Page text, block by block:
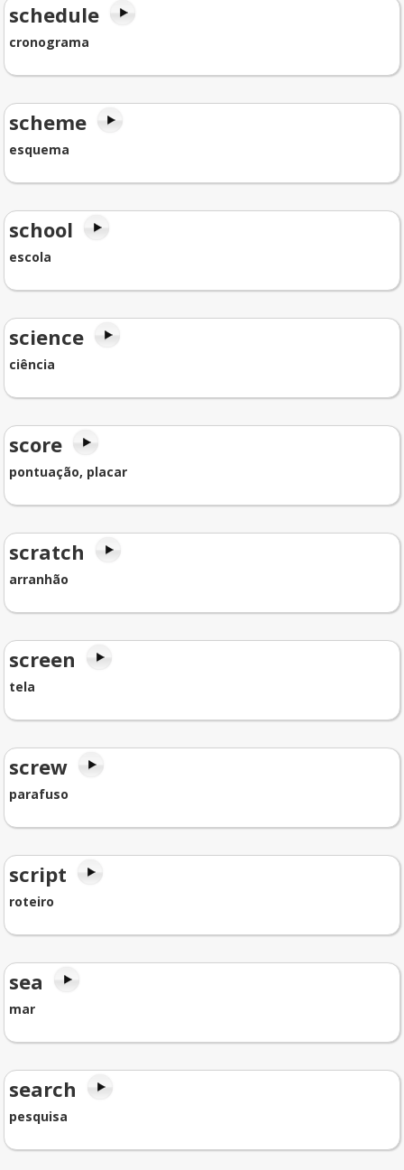
schedule
cronograma
scheme
esquema
school
escola
science
ciência
score
pontuação, placar
scratch
arranhão
screen
tela
screw
parafuso
script
roteiro
sea
mar
search
pesquisa